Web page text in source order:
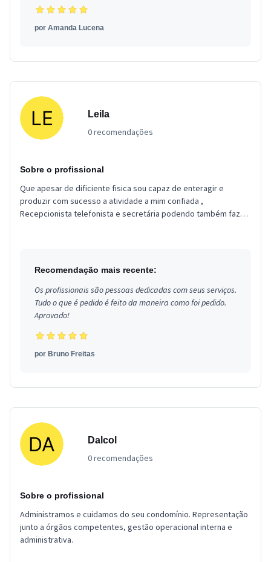
por Amanda Lucena
Leila
0 recomendações
Sobre o profissional
Que apesar de dificiente fisica sou capaz de enteragir e
produzir com sucesso a atividade a mim confiada ,
Recepcionista telefonista e secretária podendo também fazer
Recomendação mais recente:
Os profissionais são pessoas dedicadas com seus serviços.
Tudo o que é pedido é feito da maneira como foi pedido.
Aprovado!
por Bruno Freitas
Dalcol
0 recomendações
Sobre o profissional
Administramos e cuidamos do seu condomínio. Representação
junto a órgãos competentes, gestão operacional interna e
administrativa.